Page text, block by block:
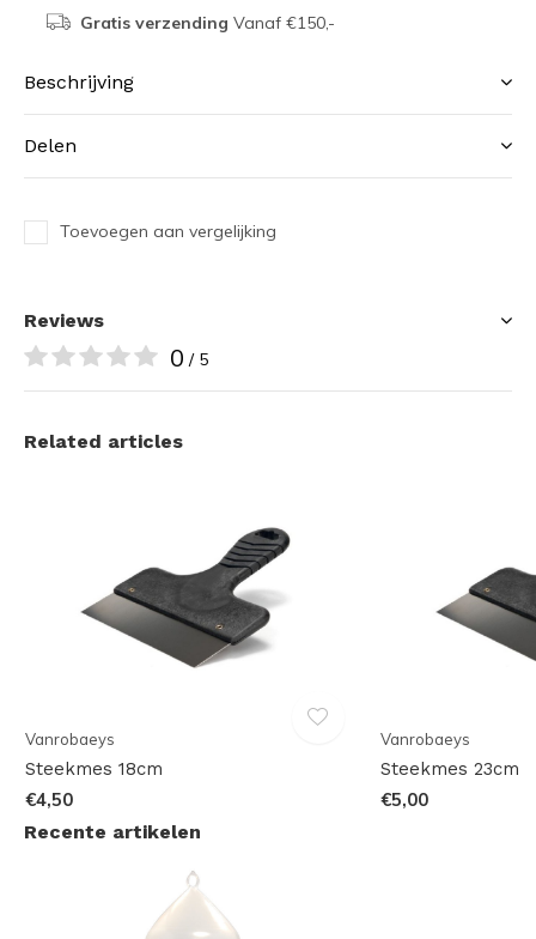
Gratis verzending Vanaf €150,-
Beschrijving
Delen
Toevoegen aan vergelijking
Reviews
0 / 5
Related articles
Vanrobaeys
Steekmes 18cm
€4,50
Vanrobaeys
Steekmes 23cm
€5,00
Recente artikelen